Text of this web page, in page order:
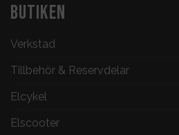
BUTIKEN
Verkstad
Tillbehör & Reservdelar
Elcykel
Elscooter